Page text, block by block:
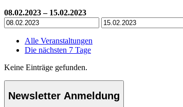
08.02.2023 – 15.02.2023
Alle Veranstaltungen
Die nächsten 7 Tage
Keine Einträge gefunden.
Newsletter Anmeldung